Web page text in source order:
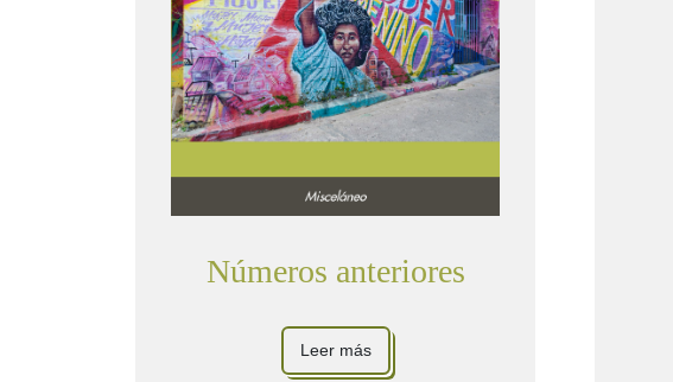
Números anteriores
Leer más